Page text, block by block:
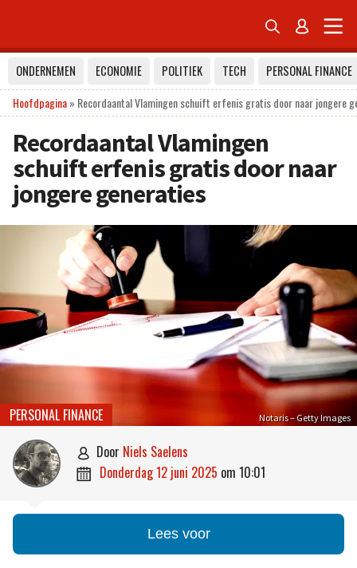
 
ONDERNEMEN ECONOMIE POLITIEK TECH
PERSONAL FINANCE
Hoofdpagina» Recordaantal Vlamingen schuift erfenis gratis door naar jongere
Recordaantal Vlamingen
schuift erfenis gratis door naar
jongere generaties
Notaris – Getty Images
PERSONAL FINANCE
 door Niels Saelens
 donderdag 12 juni 2025 om 10:01
Lees voor